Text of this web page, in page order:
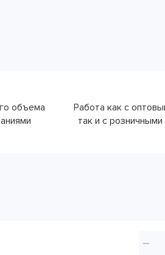
объема
Работа как с
так и с
−